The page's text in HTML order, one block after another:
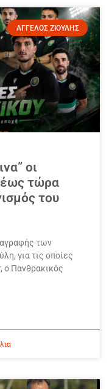
ΑΓΓΕΛΟΣ ΖΙΟΥΛΗΣ
οι
έως τώρα
του
των
για τις οποίες
ο Πανθρακικός